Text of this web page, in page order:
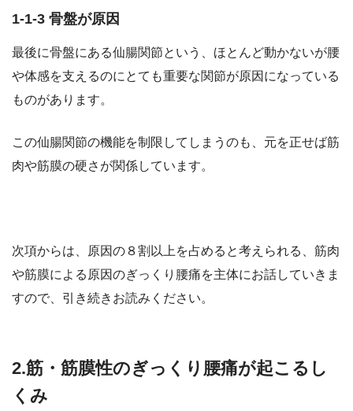
1-1-3 骨盤が原因
最後に骨盤にある仙腸関節という、ほとんど動かないが腰
や体感を支えるのにとても重要な関節が原因になっている
ものがあります。
この仙腸関節の機能を制限してしまうのも、元を正せば筋
肉や筋膜の硬さが関係しています。
次項からは、原因の８割以上を占めると考えられる、筋肉
や筋膜による原因のぎっくり腰痛を主体にお話していきま
すので、引き続きお読みください。
2.筋・筋膜性のぎっくり腰痛が起こるし
くみ